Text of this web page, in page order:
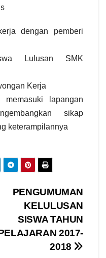
dengan pemberi
Lulusan SMK
Kerja
memasuki lapangan
sikap
keterampilannya
PENGUMUMAN
KELULUSAN
SISWA TAHUN
2017-
2018